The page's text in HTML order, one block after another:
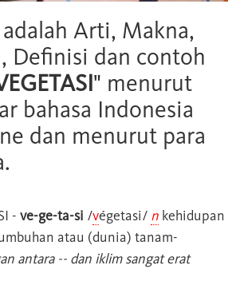
Arti, Makna,
Definisi dan contoh
" menurut
bahasa Indonesia
dan menurut para
- ve-ge-ta-si /végetasi/ n kehidupan
atau (dunia) tanam-
antara -- dan iklim sangat erat